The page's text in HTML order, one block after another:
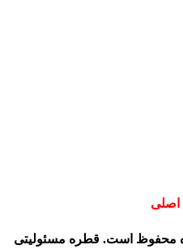
است. قطره مسئولیتی